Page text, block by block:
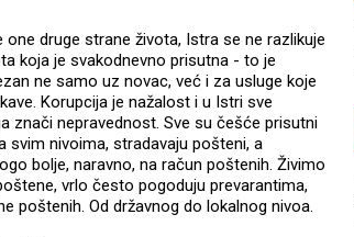
druge strane života, Istra se ne razlikuje
koja je svakodnevno prisutna - to je
ne samo uz novac, već i za usluge koje
Korupcija je nažalost i u Istri sve
znači nepravednost. Sve su češće prisutni
svim nivoima, stradavaju pošteni, a
bolje, naravno, na račun poštenih. Živimo
vrlo često pogoduju prevarantima,
poštenih. Od državnog do lokalnog nivoa.